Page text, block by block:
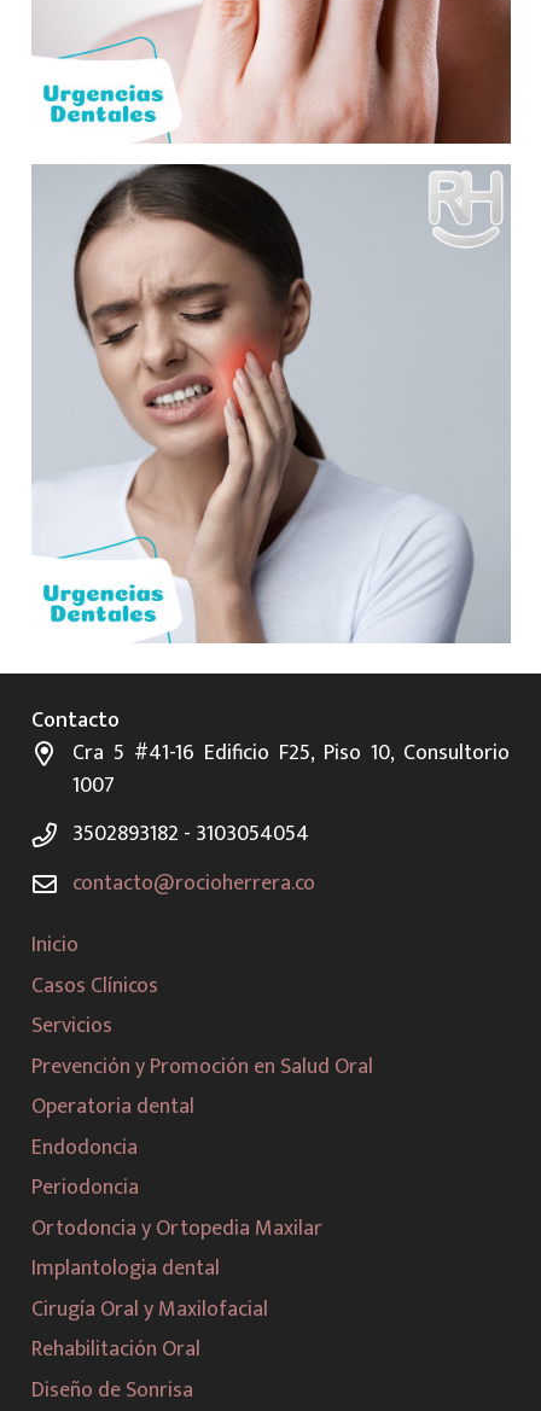
Contacto
Cra 5 #41-16 Edificio F25, Piso 10, Consultorio
1007
3502893182 - 3103054054
contacto@rocioherrera.co
Inicio
Casos Clínicos
Servicios
Prevención y Promoción en Salud Oral
Operatoria dental
Endodoncia
Periodoncia
Ortodoncia y Ortopedia Maxilar
Implantologia dental
Cirugía Oral y Maxilofacial
Rehabilitación Oral
Diseño de Sonrisa